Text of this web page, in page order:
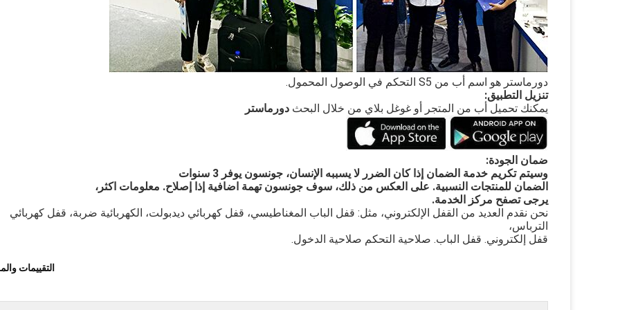
دورماستر هو اسم أب من S5 التحكم في الوصول المحمول.
تنزيل التطبيق:
يمكنك تحميل أب من المتجر أو غوغل بلاي من خلال البحث دورماستر
ضمان الجودة:
وسيتم تكريم خدمة الضمان إذا كان الضرر لا يسببه الإنسان، جونسون يوفر 3 سنوات
الضمان للمنتجات النسبية. على العكس من ذلك، سوف جونسون تهمة اضافية إذا إصلاح. معلومات اكثر،
يرجى تصفح مركز الخدمة.
نحن نقدم العديد من القفل الإلكتروني، مثل: قفل الباب المغناطيسي، قفل كهربائي ديدبولت، الكهربائية ضربة، قفل كهربائي
الترباس،
قفل إلكتروني. قفل الباب. صلاحية التحكم صلاحية الدخول.
التقييمات